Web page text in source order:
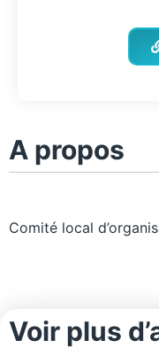
A propos
Comité local
Voir plus